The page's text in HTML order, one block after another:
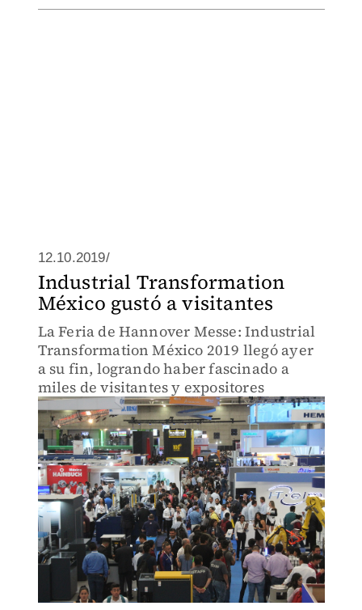
12.10.2019/
Industrial Transformation
México gustó a visitantes
La Feria de Hannover Messe: Industrial
Transformation México 2019 llegó ayer
a su fin, logrando haber fascinado a
miles de visitantes y expositores